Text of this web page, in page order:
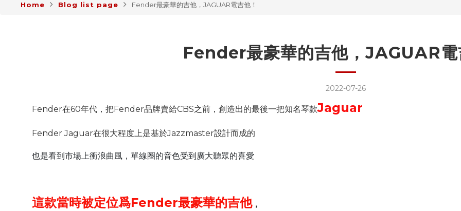
Home Blog list page Fender最豪華的吉他，JAGUAR電吉他！
Fender最豪華的吉他，JAGUAR電
2022-07-26
Fender在60年代，把Fender品牌賣給CBS之前，創造出的最後一把知名琴款Jaguar
Fender Jaguar在很大程度上是基於Jazzmaster設計而成的
也是看到市場上衝浪曲風，單線圈的音色受到廣大聽眾的喜愛
這款當時被定位爲Fender最豪華的吉他，